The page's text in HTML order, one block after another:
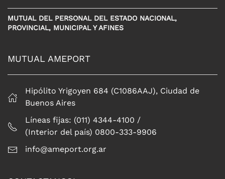
MUTUAL DEL PERSONAL DEL ESTADO NACIONAL,
PROVINCIAL, MUNICIPAL Y AFINES
MUTUAL AMEPORT
Hipólito Yrigoyen 684 (C1086AAJ), Ciudad de
Buenos Aires
Líneas fijas: (011) 4344-4100 /
(Interior del país) 0800-333-9906
info@ameport.org.ar